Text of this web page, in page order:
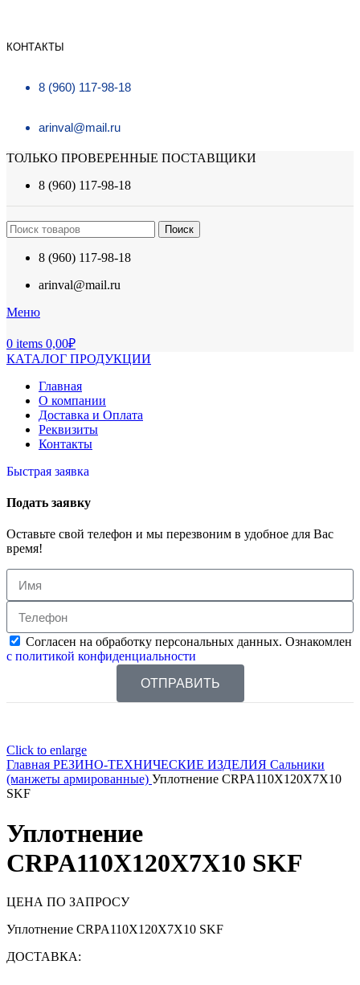
КОНТАКТЫ
8 (960) 117-98-18
arinval@mail.ru
ТОЛЬКО ПРОВЕРЕННЫЕ ПОСТАВЩИКИ
8 (960) 117-98-18
Поиск
8 (960) 117-98-18
arinval@mail.ru
Меню
0 items 0,00₽
КАТАЛОГ ПРОДУКЦИИ
Главная
О компании
Доставка и Оплата
Реквизиты
Контакты
Быстрая заявка
Подать заявку
Оставьте свой телефон и мы перезвоним в удобное для Вас
время!
Согласен на обработку персональных данных. Ознакомлен
с политикой конфиденциальности
ОТПРАВИТЬ
Click to enlarge
Главная РЕЗИНО-ТЕХНИЧЕСКИЕ ИЗДЕЛИЯ Сальники
(манжеты армированные) Уплотнение CRPA110X120X7X10
SKF
Уплотнение
CRPA110X120X7X10 SKF
ЦЕНА ПО ЗАПРОСУ
Уплотнение CRPA110X120X7X10 SKF
ДОСТАВКА: